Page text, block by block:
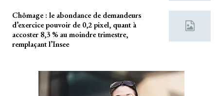
Chômage : le abondance de demandeurs
d’exercice pouvoir de 0,2 pixel, quant à
accoster 8,3 % au moindre trimestre,
remplaçant l’Insee